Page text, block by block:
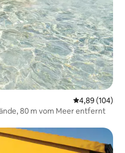
4,89 (104)
80 m vom Meer entfernt